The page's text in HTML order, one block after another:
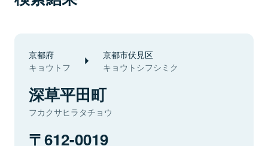
京都府
キョウトフ
京都市伏見区
キョウトシフシミク
深草平田町
フカクサヒラタチョウ
612-0019